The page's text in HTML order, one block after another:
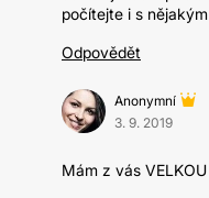
počítejte i s
Odpovědět
Anonymní
3. 9. 2019
Mám z vás